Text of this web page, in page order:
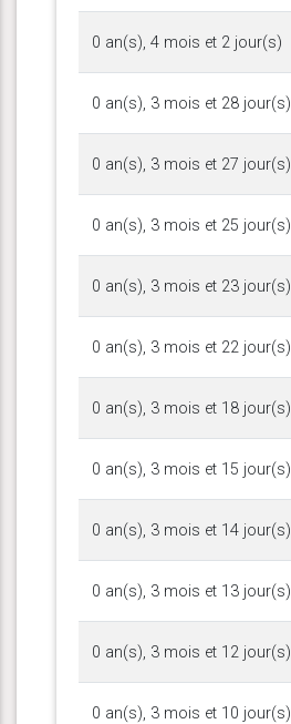
0 an(s), 4 mois et 2 jour(s)
0 an(s), 3 mois et 28 jour(s)
0 an(s), 3 mois et 27 jour(s)
0 an(s), 3 mois et 25 jour(s)
0 an(s), 3 mois et 23 jour(s)
0 an(s), 3 mois et 22 jour(s)
0 an(s), 3 mois et 18 jour(s)
0 an(s), 3 mois et 15 jour(s)
0 an(s), 3 mois et 14 jour(s)
0 an(s), 3 mois et 13 jour(s)
0 an(s), 3 mois et 12 jour(s)
0 an(s), 3 mois et 10 jour(s)